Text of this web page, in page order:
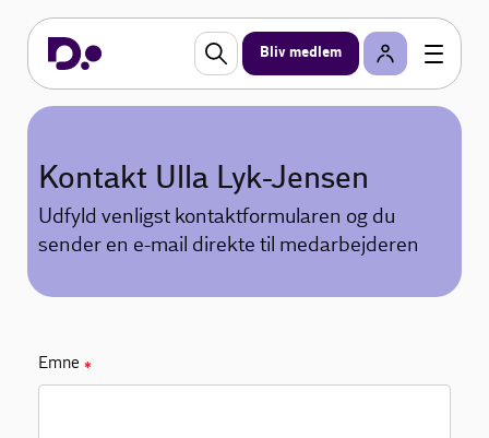
Bliv medlem
Kontakt Ulla Lyk-Jensen
Udfyld venligst kontaktformularen og du
sender en e-mail direkte til medarbejderen
Emne ✱